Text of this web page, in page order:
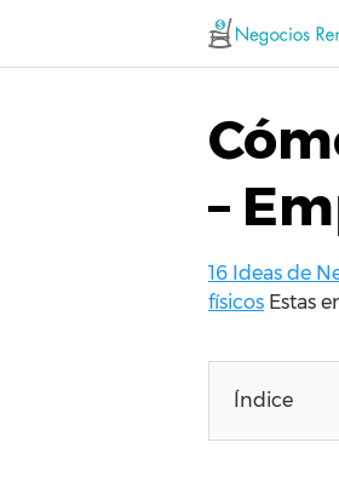
contenido
–
16 Ideas de
físicos Estas
Índice